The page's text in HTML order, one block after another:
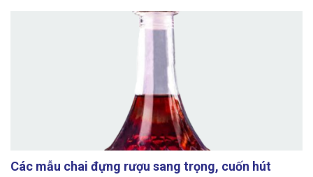
Các mẫu chai đựng rượu sang trọng, cuốn hút